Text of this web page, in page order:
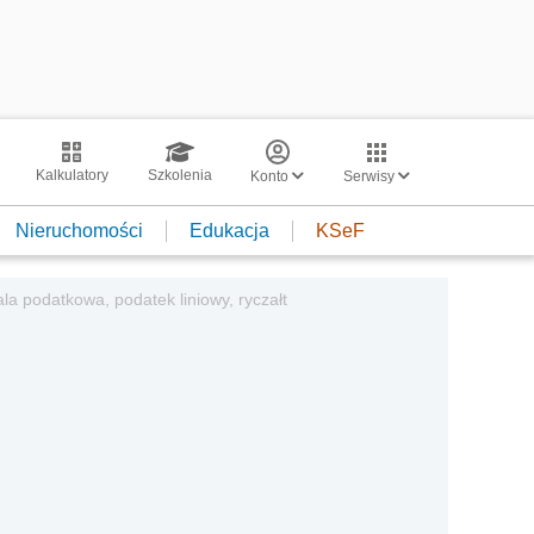
Kalkulatory Szkolenia Konto Serwisy
Nieruchomości Edukacja KSeF
podatkowa, podatek liniowy, ryczałt